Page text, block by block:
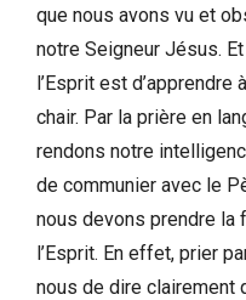
que nous avons vu et
notre Seigneur Jésus.
l’Esprit est
chair. Par la prière en
rendons notre
de communier avec le
nous devons prendre la
l’Esprit. En effet, prier
nous de dire clairement